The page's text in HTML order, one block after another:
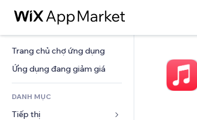
Trang chủ chợ ứng dụng
Ứng dụng đang giảm giá
DANH MỤC
Tiếp thị